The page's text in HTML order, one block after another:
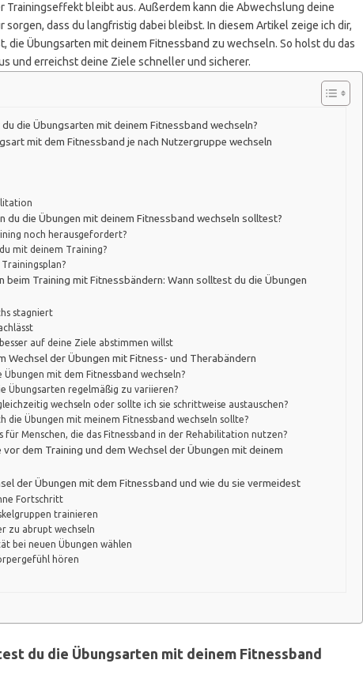
Trainingseffekt bleibt aus. Außerdem kann die Abwechslung deine
dass du langfristig dabei bleibst. In diesem Artikel zeige ich dir,
die Übungsarten mit deinem Fitnessband zu wechseln. So holst du das
und erreichst deine Ziele schneller und sicherer.
die Übungsarten mit deinem Fitnessband wechseln?
mit dem Fitnessband je nach Nutzergruppe wechseln
du die Übungen mit deinem Fitnessband wechseln solltest?
noch herausgefordert?
mit deinem Training?
beim Training mit Fitnessbändern: Wann solltest du die Übungen
stagniert
auf deine Ziele abstimmen willst
Wechsel der Übungen mit Fitness- und Therabändern
mit dem Fitnessband wechseln?
Übungsarten regelmäßig zu variieren?
wechseln oder sollte ich sie schrittweise austauschen?
die Übungen mit meinem Fitnessband wechseln sollte?
für Menschen, die das Fitnessband in der Rehabilitation nutzen?
dem Training und dem Wechsel der Übungen mit deinem
der Übungen mit dem Fitnessband und wie du sie vermeidest
Fortschritt
trainieren
zu abrupt wechseln
bei neuen Übungen wählen
hören
du die Übungsarten mit deinem Fitnessband